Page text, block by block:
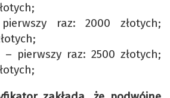
raz: 2000 złotych;
pierwszy raz: 2500 złotych;